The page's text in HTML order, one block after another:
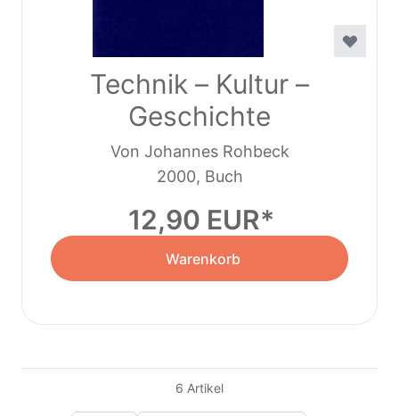
Technik – Kultur –
Geschichte
Von Johannes Rohbeck
2000, Buch
12,90 EUR
Warenkorb
6 Artikel